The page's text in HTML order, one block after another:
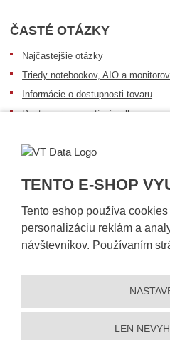
TENTO E-SHOP
Tento eshop používa
personalizáciu reklám a
návštevníkov. Používaním
LEN
ČASTÉ OTÁZKY
Najčastejšie otázky
Triedy notebookov, AIO a monitorov
Informácie o dostupnosti tovaru
Postup pri prevzatí zásielky
Sledovanie zásielok
Vyhlásenie o prístupnosti |Ochrana